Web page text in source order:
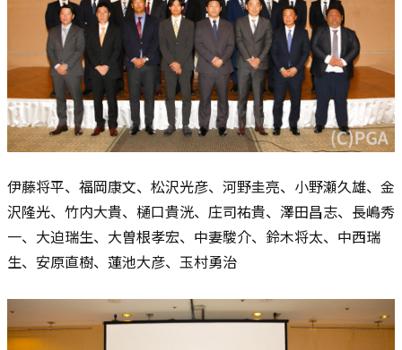
伊藤将平、福岡康文、松沢光彦、河野圭亮、小野瀬久雄、金
沢隆光、竹内大貴、樋口貴洸、庄司祐貴、澤田昌志、長嶋秀
一、大迫瑞生、大曽根孝宏、中妻駿介、鈴木将太、中西瑞
生、安原直樹、蓮池大彦、玉村勇治